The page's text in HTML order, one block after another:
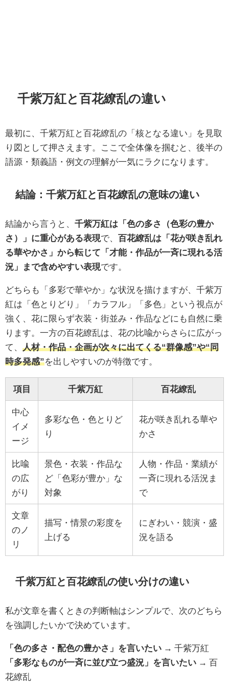
千紫万紅と百花繚乱の違い
最初に、千紫万紅と百花繚乱の「核となる違い」を見取
り図として押さえます。ここで全体像を掴むと、後半の
語源・類義語・例文の理解が一気にラクになります。
結論：千紫万紅と百花繚乱の意味の違い
結論から言うと、 千紫万紅は「色の多さ（色彩の豊か
さ）」に重心がある表現で、 百花繚乱は「花が咲き乱れ
る華やかさ」から転じて「才能・作品が一斉に現れる活
況」まで含めやすい表現です。
どちらも「多彩で華やか」な状況を描けますが、千紫万
紅は「色とりどり」「カラフル」「多色」という視点が
強く、花に限らず衣装・街並み・作品などにも自然に乗
ります。一方の百花繚乱は、花の比喩からさらに広がっ
て、 人材・作品・企画が次々に出てくる“群像感”や“同
時多発感”を出しやすいのが特徴です。
項目 千紫万紅 百花繚乱
中心
イメ
ージ
多彩な色・色とりど
り
花が咲き乱れる華や
かさ
比喩
の広
がり
景色・衣装・作品な
ど「色彩が豊か」な
対象
人物・作品・業績が
一斉に現れる活況ま
で
文章
のノ
リ
描写・情景の彩度を
上げる
にぎわい・競演・盛
況を語る
千紫万紅と百花繚乱の使い分けの違い
私が文章を書くときの判断軸はシンプルで、次のどちら
を強調したいかで決めています。
「色の多さ・配色の豊かさ」を言いたい → 千紫万紅
「多彩なものが一斉に並び立つ盛況」を言いたい → 百
花繚乱